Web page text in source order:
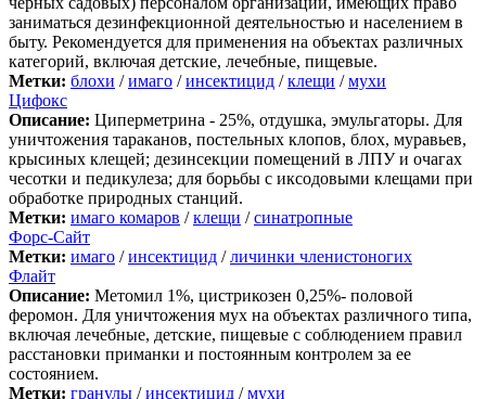
заниматься дезинфекционной деятельностью и населением в
быту. Рекомендуется для применения на объектах различных
категорий, включая детские, лечебные, пищевые.
Метки: блохи /имаго /инсектицид /клещи /мухи
Цифокс
Описание: Циперметрина - 25%, отдушка, эмульгаторы. Для
уничтожения тараканов, постельных клопов, блох, муравьев,
крысиных клещей; дезинсекции помещений в ЛПУ и очагах
чесотки и педикулеза; для борьбы с иксодовыми клещами при
обработке природных станций.
Метки: имаго комаров /клещи /синатропные
Форс-Сайт
Метки: имаго /инсектицид /личинки членистоногих
Флайт
Описание: Метомил 1%, цистрикозен 0,25%- половой
феромон. Для уничтожения мух на объектах различного типа,
включая лечебные, детские, пищевые с соблюдением правил
расстановки приманки и постоянным контролем за ее
состоянием.
Метки: гранулы /инсектицид /мухи